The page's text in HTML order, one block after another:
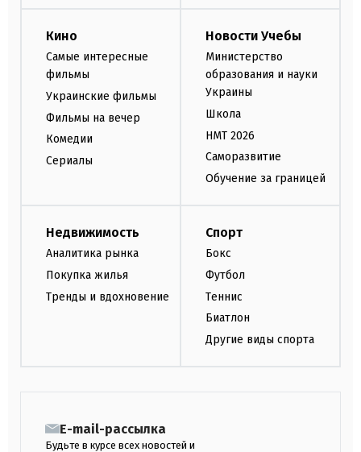
Кино
Самые интересные
фильмы
Украинские фильмы
Фильмы на вечер
Комедии
Сериалы
Новости Учебы
Министерство
образования и науки
Украины
Школа
НМТ 2026
Саморазвитие
Обучение за границей
Недвижимость
Аналитика рынка
Покупка жилья
Тренды и вдохновение
Спорт
Бокс
Футбол
Теннис
Биатлон
Другие виды спорта
E-mail-рассылка
Будьте в курсе всех новостей и